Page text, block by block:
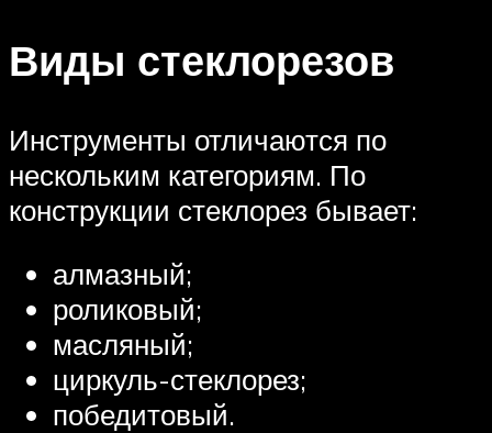
Виды стеклорезов
Инструменты отличаются по
нескольким категориям. По
конструкции стеклорез бывает:
алмазный;
роликовый;
масляный;
циркуль-стеклорез;
победитовый.